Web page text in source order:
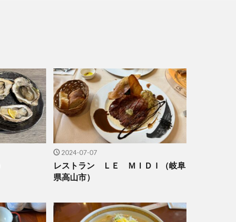
2024-07-07
レストラン ＬＥ ＭＩＤＩ（岐阜
県高山市）